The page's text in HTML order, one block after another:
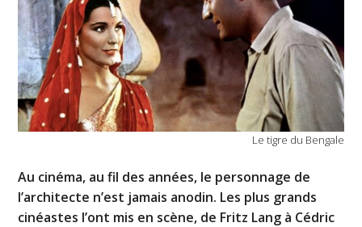
Le tigre du Bengale
Au cinéma, au fil des années, le personnage de
l’architecte n’est jamais anodin. Les plus grands
cinéastes l’ont mis en scène, de Fritz Lang à Cédric